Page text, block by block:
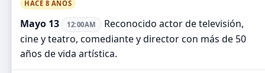
HACE 8 AÑOS
Mayo 13 12:00AM
Reconocido actor de televisión,
cine y teatro, comediante y director con más de 50
años de vida artística.